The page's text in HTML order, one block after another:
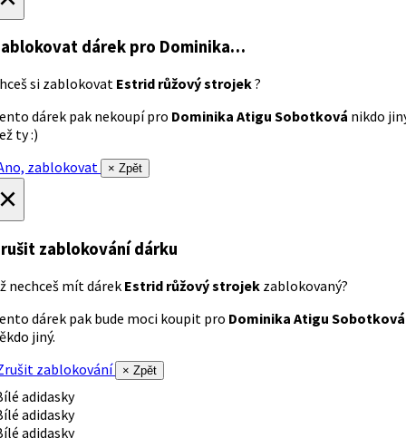
dárek pro Dominika…
si zablokovat Estrid růžový strojek?
dárek pak nekoupí pro Dominika Atigu Sobotková nikdo
ty :)
zablokovat
× Zpět
zablokování dárku
nechceš mít dárek Estrid růžový strojek zablokovaný?
dárek pak bude moci koupit pro Dominika Atigu Sobotková
jiný.
zablokování
× Zpět